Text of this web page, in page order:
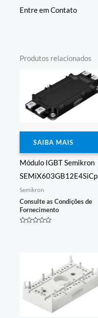
Entre em Contato
Produtos relacionados
SAIBA MAIS
Módulo IGBT Semikron
SEMiX603GB12E4SiCp
Semikron
Consulte as Condições de
Fornecimento